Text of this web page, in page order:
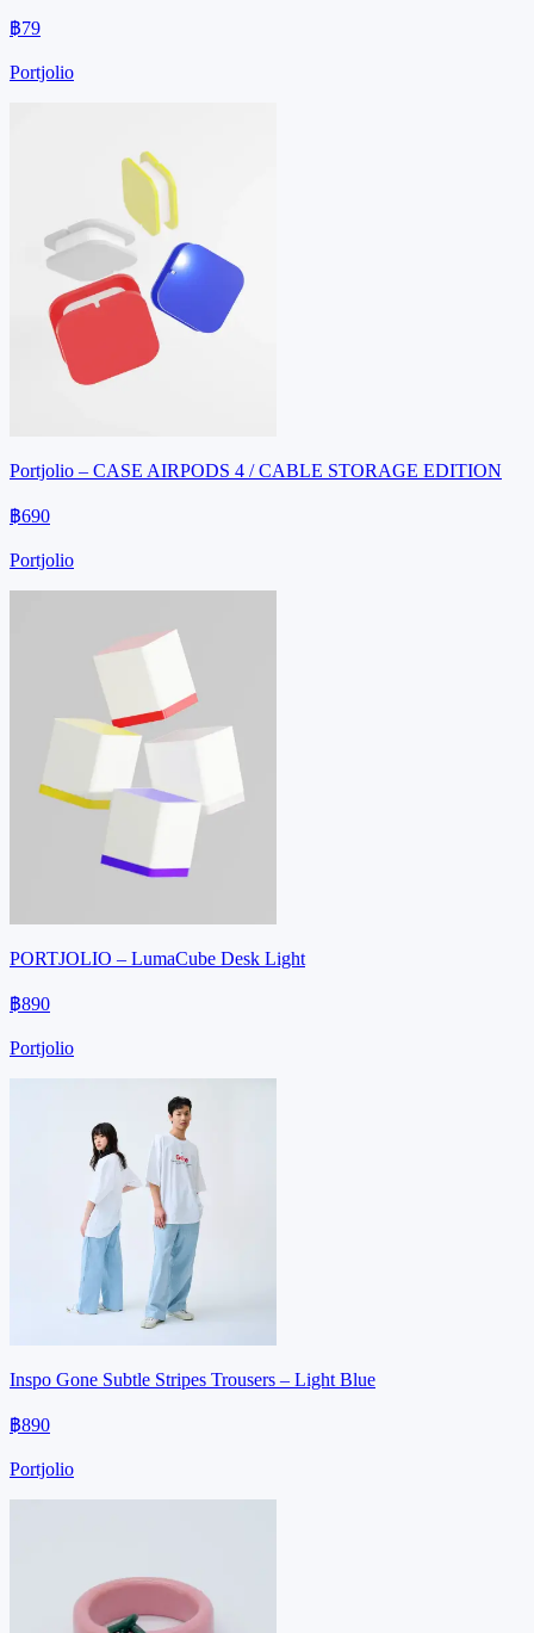
฿79
Portjolio
Portjolio – CASE AIRPODS 4 / CABLE STORAGE EDITION
฿690
Portjolio
PORTJOLIO – LumaCube Desk Light
฿890
Portjolio
Inspo Gone Subtle Stripes Trousers – Light Blue
฿890
Portjolio